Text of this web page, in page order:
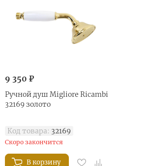
9 350 ₽
Ручной душ Migliore Ricambi
32169 золото
Код товара: 32169
Скоро закончится
В корзину